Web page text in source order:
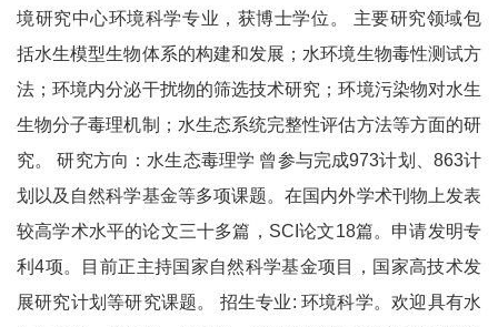
境研究中心环境科学专业，获博士学位。 主要研究领域包
括水生模型生物体系的构建和发展；水环境生物毒性测试方
法；环境内分泌干扰物的筛选技术研究；环境污染物对水生
生物分子毒理机制；水生态系统完整性评估方法等方面的研
究。 研究方向：水生态毒理学 曾参与完成973计划、863计
划以及自然科学基金等多项课题。在国内外学术刊物上发表
较高学术水平的论文三十多篇，SCI论文18篇。申请发明专
利4项。目前正主持国家自然科学基金项目，国家高技术发
展研究计划等研究课题。 招生专业: 环境科学。欢迎具有水